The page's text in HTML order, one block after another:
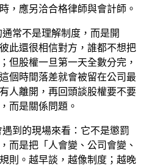
，應另洽合格律師與會計師。
常不是理解制度，而是開
此還很相信對方，誰都不想把
但股權一旦第一天全數分完，
個時間落差就會被留在公司最
人離開，再回頭談股權要不要
而是關係問題。
到的現場來看：它不是懲罰
而是把「人會變、公司會變、
則。越早談，越像制度；越晚